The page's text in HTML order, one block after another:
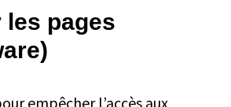
les pages
empêcher l’accès aux